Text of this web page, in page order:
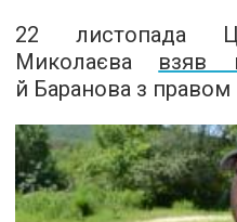
22 листопада
Миколаєва взяв
й Баранова з правом